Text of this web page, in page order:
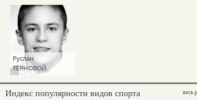
Руслан
ТЕРНОВОЙ
весь
Индекс популярности видов спорта